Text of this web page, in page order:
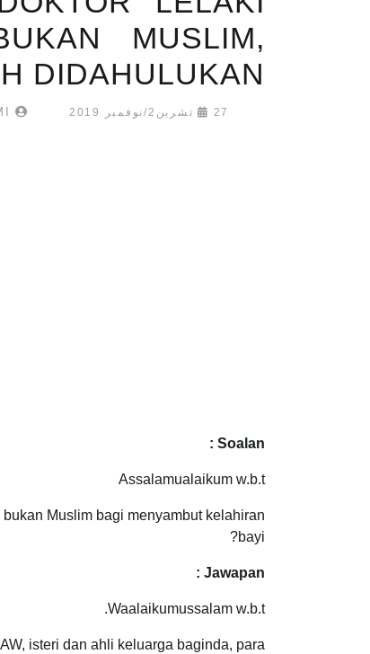
MUSLIM,
DIDAHULUKAN?
27 تشرين2/نوفمبر 2019 TENGKU IBRAHIM HELMI
Soalan :
Assalamualaikum w.b.t
Muslim bagi menyambut kelahiran
bayi?
Jawapan :
Waalaikumussalam w.b.t.
isteri dan ahli keluarga baginda, para